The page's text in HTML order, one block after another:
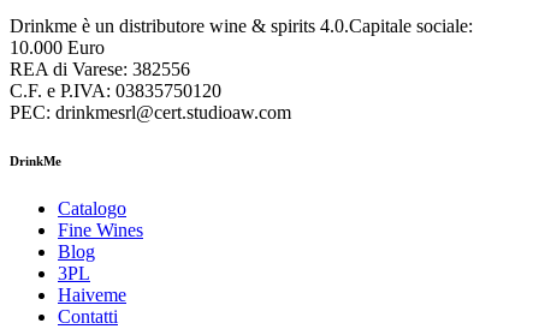
Drinkme è un distributore wine & spirits 4.0.Capitale sociale:
10.000 Euro
REA di Varese: 382556
C.F. e P.IVA: 03835750120
PEC: drinkmesrl@cert.studioaw.com
DrinkMe
Catalogo
Fine Wines
Blog
3PL
Haiveme
Contatti